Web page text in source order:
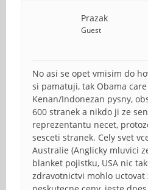
Prazak
Guest
No asi se opet vmisim do
si pamatuji, tak Obama
Kenan/Indonezan pysny,
600 stranek a nikdo ji ze
reprezentantu necet,
sesceti stranek. Cely svet
Australie (Anglicky mluvici
blanket pojistku, USA nic
zdravotnictvi mohlo uctovat